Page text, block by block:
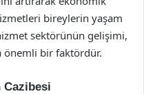
bireylerin yaşam
sektörünün gelişimi,
önemli bir faktördür.
Cazibesi